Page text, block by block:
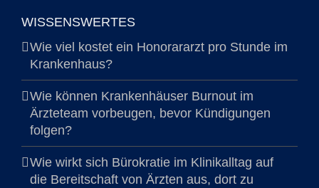
WISSENSWERTES
Wie viel kostet ein Honorararzt pro Stunde im
Krankenhaus?
Wie können Krankenhäuser Burnout im
Ärzteteam vorbeugen, bevor Kündigungen
folgen?
Wie wirkt sich Bürokratie im Klinikalltag auf
die Bereitschaft von Ärzten aus, dort zu